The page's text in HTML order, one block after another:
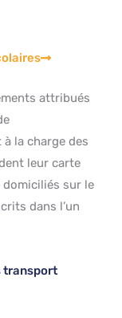
attribués
la charge des
leur carte
domiciliés sur le
dans l’un
transport